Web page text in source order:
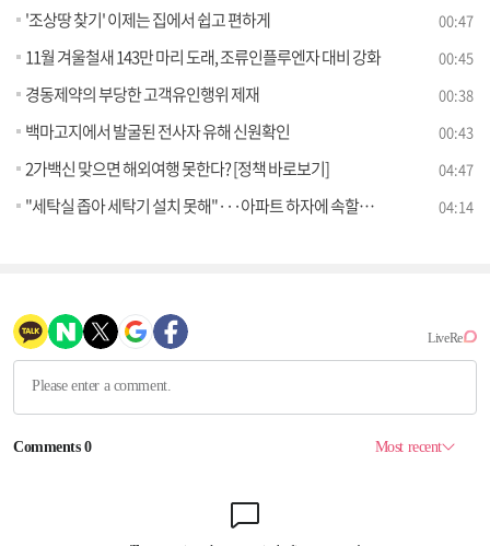
'조상땅 찾기' 이제는 집에서 쉽고 편하게 00:47
11월 겨울철새 143만 마리 도래, 조류인플루엔자 대비 강화 00:45
경동제약의 부당한 고객유인행위 제재 00:38
백마고지에서 발굴된 전사자 유해 신원확인 00:43
2가백신 맞으면 해외여행 못한다? [정책 바로보기] 04:47
"세탁실 좁아 세탁기 설치 못해"···아파트 하자에 속할까? [정책 바로보기] 04:14